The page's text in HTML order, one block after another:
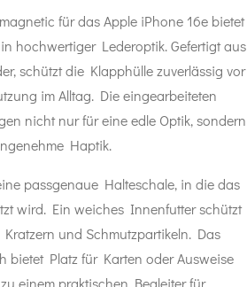
für das Apple iPhone 16e bietet
hochwertiger Lederoptik. Gefertigt aus
schützt die Klapphülle zuverlässig vor
im Alltag. Die eingearbeiteten
nicht nur für eine edle Optik, sondern
Haptik.
passgenaue Halteschale, in die das
wird. Ein weiches Innenfutter schützt
und Schmutzpartikeln. Das
bietet Platz für Karten oder Ausweise
einem praktischen Begleiter für